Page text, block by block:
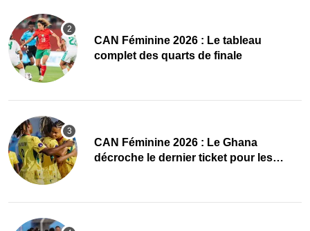
CAN Féminine 2026 : Le tableau
complet des quarts de finale
CAN Féminine 2026 : Le Ghana
décroche le dernier ticket pour les